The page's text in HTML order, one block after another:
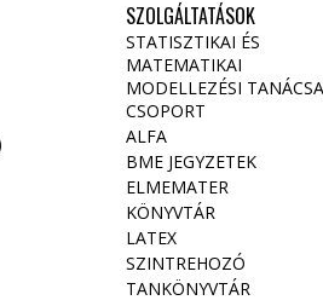
SZOLGÁLTATÁSOK
STATISZTIKAI ÉS
MATEMATIKAI
MODELLEZÉSI
CSOPORT
ALFA
BME JEGYZETEK
ELMEMATER
KÖNYVTÁR
LATEX
SZINTREHOZÓ
TANKÖNYVTÁR